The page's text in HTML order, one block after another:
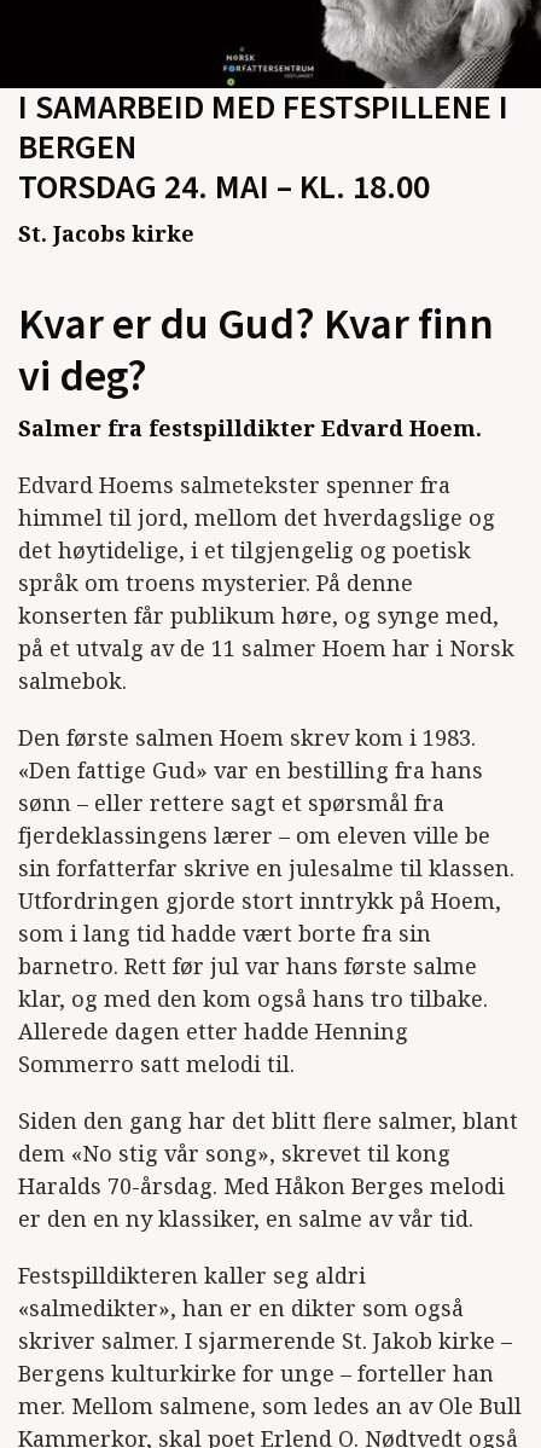
I SAMARBEID MED FESTSPILLENE I
BERGEN
TORSDAG 24. MAI – KL. 18.00
St. Jacobs kirke
Kvar er du Gud? Kvar finn
vi deg?
Salmer fra festspilldikter Edvard Hoem.
Edvard Hoems salmetekster spenner fra
himmel til jord, mellom det hverdagslige og
det høytidelige, i et tilgjengelig og poetisk
språk om troens mysterier. På denne
konserten får publikum høre, og synge med,
på et utvalg av de 11 salmer Hoem har i Norsk
salmebok.
Den første salmen Hoem skrev kom i 1983.
«Den fattige Gud» var en bestilling fra hans
sønn – eller rettere sagt et spørsmål fra
fjerdeklassingens lærer – om eleven ville be
sin forfatterfar skrive en julesalme til klassen.
Utfordringen gjorde stort inntrykk på Hoem,
som i lang tid hadde vært borte fra sin
barnetro. Rett før jul var hans første salme
klar, og med den kom også hans tro tilbake.
Allerede dagen etter hadde Henning
Sommerro satt melodi til.
Siden den gang har det blitt flere salmer, blant
dem «No stig vår song», skrevet til kong
Haralds 70-årsdag. Med Håkon Berges melodi
er den en ny klassiker, en salme av vår tid.
Festspilldikteren kaller seg aldri
«salmedikter», han er en dikter som også
skriver salmer. I sjarmerende St. Jakob kirke –
Bergens kulturkirke for unge – forteller han
mer. Mellom salmene, som ledes an av Ole Bull
Kammerkor, skal poet Erlend O. Nødtvedt også